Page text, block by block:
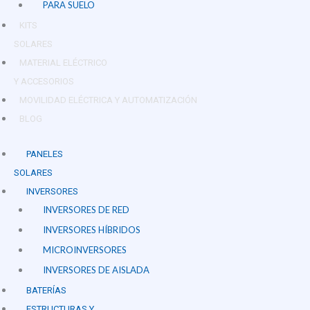
PARA SUELO
KITS
SOLARES
MATERIAL ELÉCTRICO
Y ACCESORIOS
MOVILIDAD ELÉCTRICA Y AUTOMATIZACIÓN
BLOG
PANELES
SOLARES
INVERSORES
INVERSORES DE RED
INVERSORES HÍBRIDOS
MICROINVERSORES
INVERSORES DE AISLADA
BATERÍAS